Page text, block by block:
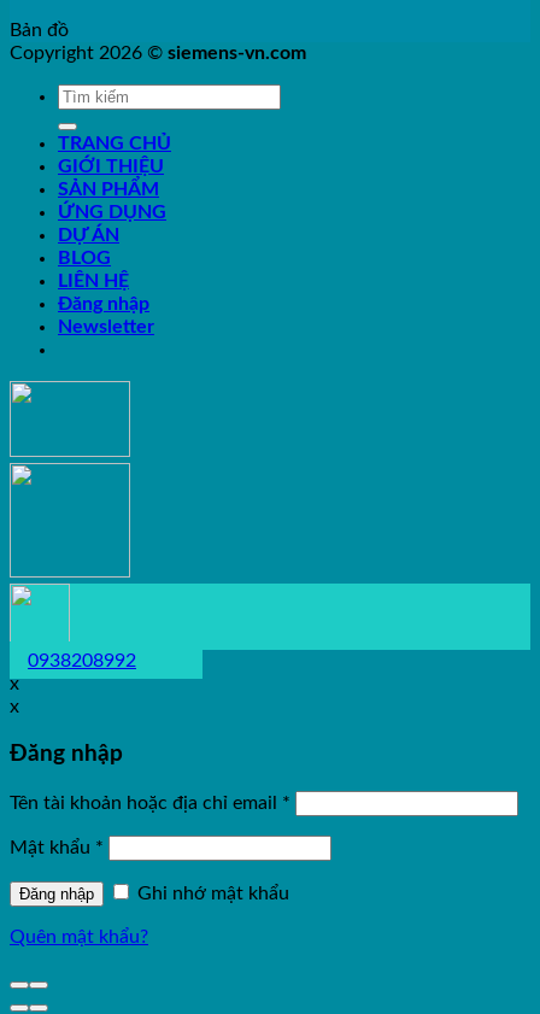
Bản đồ
Copyright 2026 © siemens-vn.com
TRANG CHỦ
GIỚI THIỆU
SẢN PHẨM
ỨNG DỤNG
DỰ ÁN
BLOG
LIÊN HỆ
Đăng nhập
Newsletter
0938208992
x
x
Đăng nhập
Tên tài khoản hoặc địa chỉ email *
Mật khẩu *
Đăng nhập Ghi nhớ mật khẩu
Quên mật khẩu?